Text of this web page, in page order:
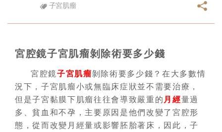
子宮肌瘤
宮腔鏡子宮肌瘤剝除術要多少錢
宮腔鏡子宮肌瘤剝除術要多少錢？在大多數情
況下，子宮肌瘤小或無臨床症狀並不需要治療，
但是子宮黏膜下肌瘤往往會導致嚴重的 月經量過
多、貧血和不孕，主要原因是他們改變了宮腔形
態，從而改變月經量或影響胚胎著床，因此，子